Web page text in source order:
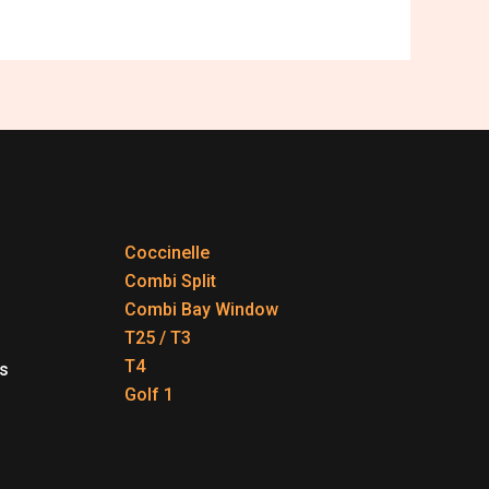
Coccinelle
Combi Split
Combi Bay Window
T25 / T3
T4
Golf 1